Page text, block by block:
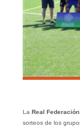
La Real
sorteos de los